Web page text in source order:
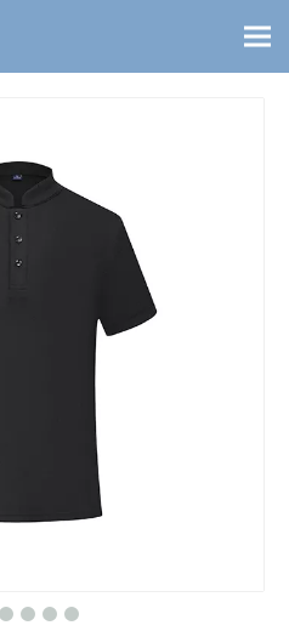
Contacto